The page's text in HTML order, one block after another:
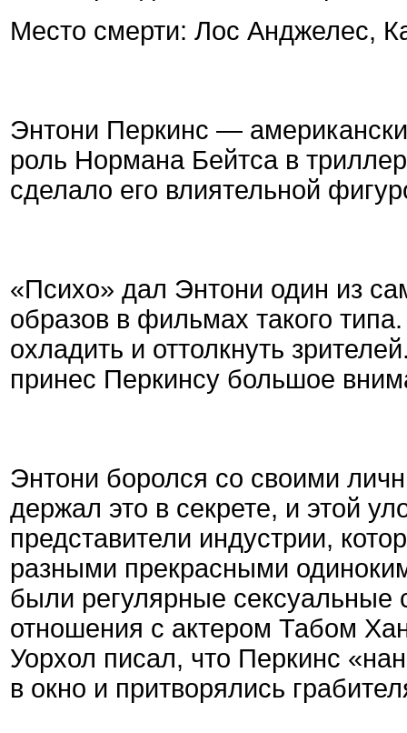
Место смерти: Лос Анджелес,
Энтони Перкинс —
роль Нормана Бейтса в
сделало его влиятельной
«Психо» дал Энтони один из
образов в фильмах такого
охладить и оттолкнуть
принес Перкинсу большое
Энтони боролся со своими
держал это в секрете, и этой
представители индустрии,
разными прекрасными
были регулярные сексуальные
отношения с актером Табом
Уорхол писал, что Перкинс
в окно и притворялись